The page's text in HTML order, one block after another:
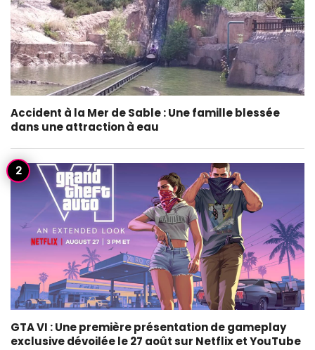
Accident à la Mer de Sable : Une famille blessée
dans une attraction à eau
GTA VI : Une première présentation de gameplay
exclusive dévoilée le 27 août sur Netflix et YouTube